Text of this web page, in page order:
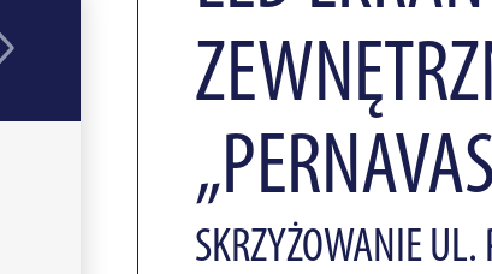
SKRZYŻOWANIE UL.